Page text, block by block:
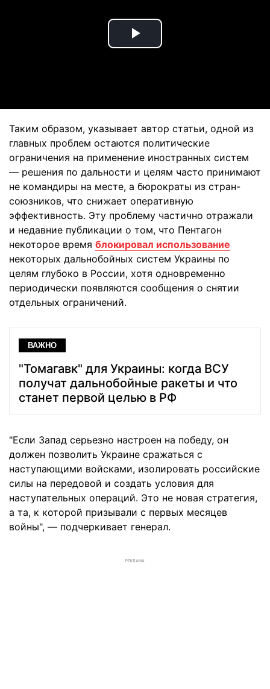
Play
Таким образом, указывает автор статьи, одной из
главных проблем остаются политические
ограничения на применение иностранных систем
— решения по дальности и целям часто принимают
не командиры на месте, а бюрократы из стран-
союзников, что снижает оперативную
эффективность. Эту проблему частично отражали
и недавние публикации о том, что Пентагон
некоторое время блокировал использование
некоторых дальнобойных систем Украины по
целям глубоко в России, хотя одновременно
периодически появляются сообщения о снятии
отдельных ограничений.
ВАЖНО
"Томагавк" для Украины: когда ВСУ
получат дальнобойные ракеты и что
станет первой целью в РФ
"Если Запад серьезно настроен на победу, он
должен позволить Украине сражаться с
наступающими войсками, изолировать российские
силы на передовой и создать условия для
наступательных операций. Это не новая стратегия,
а та, к которой призывали с первых месяцев
войны", — подчеркивает генерал.
РЕКЛАМА